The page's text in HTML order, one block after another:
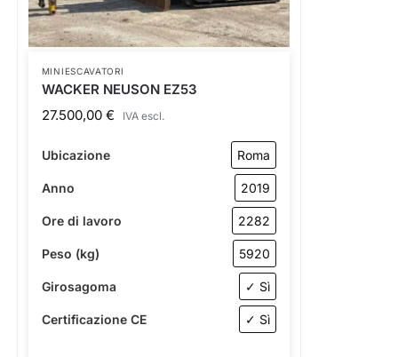
MINIESCAVATORI
WACKER NEUSON EZ53
27.500,00 € IVA escl.
Ubicazione Roma
Anno 2019
Ore di lavoro 2282
Peso (kg) 5920
Girosagoma ✓ Sì
Certificazione CE ✓ Sì